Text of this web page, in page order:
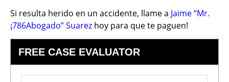
Si resulta herido en un accidente, llame a Jaime “Mr.
¡786Abogado” Suarez hoy para que te paguen!
FREE CASE EVALUATOR